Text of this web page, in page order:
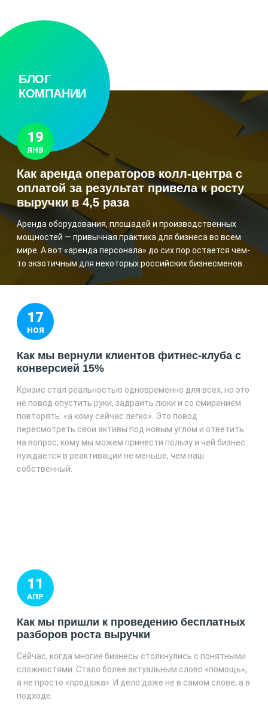
БЛОГ
КОМПАНИИ
19
ЯНВ
Как аренда операторов колл-центра с
оплатой за результат привела к росту
выручки в 4,5 раза
Аренда оборудования, площадей и производственных
мощностей — привычная практика для бизнеса во всем
мире. А вот «аренда персонала» до сих пор остается чем-
то экзотичным для некоторых российских бизнесменов.
17
НОЯ
Как мы вернули клиентов фитнес-клуба с
конверсией 15%
Кризис стал реальностью одновременно для всех, но это
не повод опустить руки, задраить люки и со смирением
повторять: «а кому сейчас легко». Это повод
пересмотреть свои активы под новым углом и ответить
на вопрос, кому мы можем принести пользу и чей бизнес
нуждается в реактивации не меньше, чем наш
собственный.
11
АПР
Как мы пришли к проведению бесплатных
разборов роста выручки
Сейчас, когда многие бизнесы столкнулись с понятными
сложностями. Стало более актуальным слово «помощь»,
а не просто «продажа». И дело даже не в самом слове, а в
подходе.